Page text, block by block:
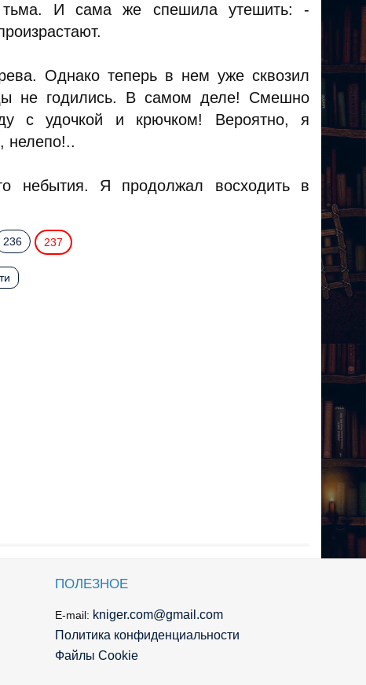
И сама же спешила утешить: -
Однако теперь в нем уже сквозил
не годились. В самом деле! Смешно
с удочкой и крючком! Вероятно, я
нелепо!..
небытия. Я продолжал восходить в
236 237
ПОЛЕЗНОЕ
E-mail: kniger.com@gmail.com
Политика конфиденциальности
Файлы Cookie